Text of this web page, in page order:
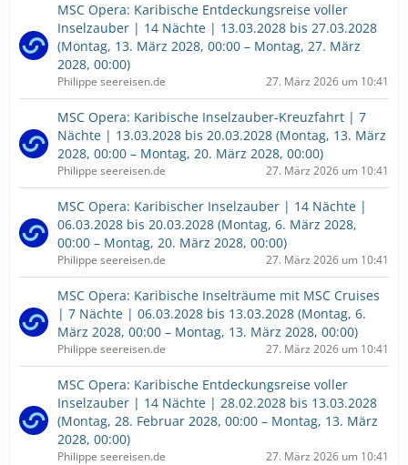
MSC Opera: Karibische Entdeckungsreise voller
Inselzauber | 14 Nächte | 13.03.2028 bis 27.03.2028
(Montag, 13. März 2028, 00:00 – Montag, 27. März
2028, 00:00)
Philippe seereisen.de 27. März 2026 um 10:41
MSC Opera: Karibische Inselzauber-Kreuzfahrt | 7
Nächte | 13.03.2028 bis 20.03.2028 (Montag, 13. März
2028, 00:00 – Montag, 20. März 2028, 00:00)
Philippe seereisen.de 27. März 2026 um 10:41
MSC Opera: Karibischer Inselzauber | 14 Nächte |
06.03.2028 bis 20.03.2028 (Montag, 6. März 2028,
00:00 – Montag, 20. März 2028, 00:00)
Philippe seereisen.de 27. März 2026 um 10:41
MSC Opera: Karibische Inselträume mit MSC Cruises
| 7 Nächte | 06.03.2028 bis 13.03.2028 (Montag, 6.
März 2028, 00:00 – Montag, 13. März 2028, 00:00)
Philippe seereisen.de 27. März 2026 um 10:41
MSC Opera: Karibische Entdeckungsreise voller
Inselzauber | 14 Nächte | 28.02.2028 bis 13.03.2028
(Montag, 28. Februar 2028, 00:00 – Montag, 13. März
2028, 00:00)
Philippe seereisen.de 27. März 2026 um 10:41